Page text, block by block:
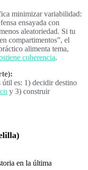
minimizar variabilidad:
ensayada con
aleatoriedad. Si tu
compartimentos”, el
alimenta tema,
coherencia.
es: 1) decidir destino
y 3) construir
en la última